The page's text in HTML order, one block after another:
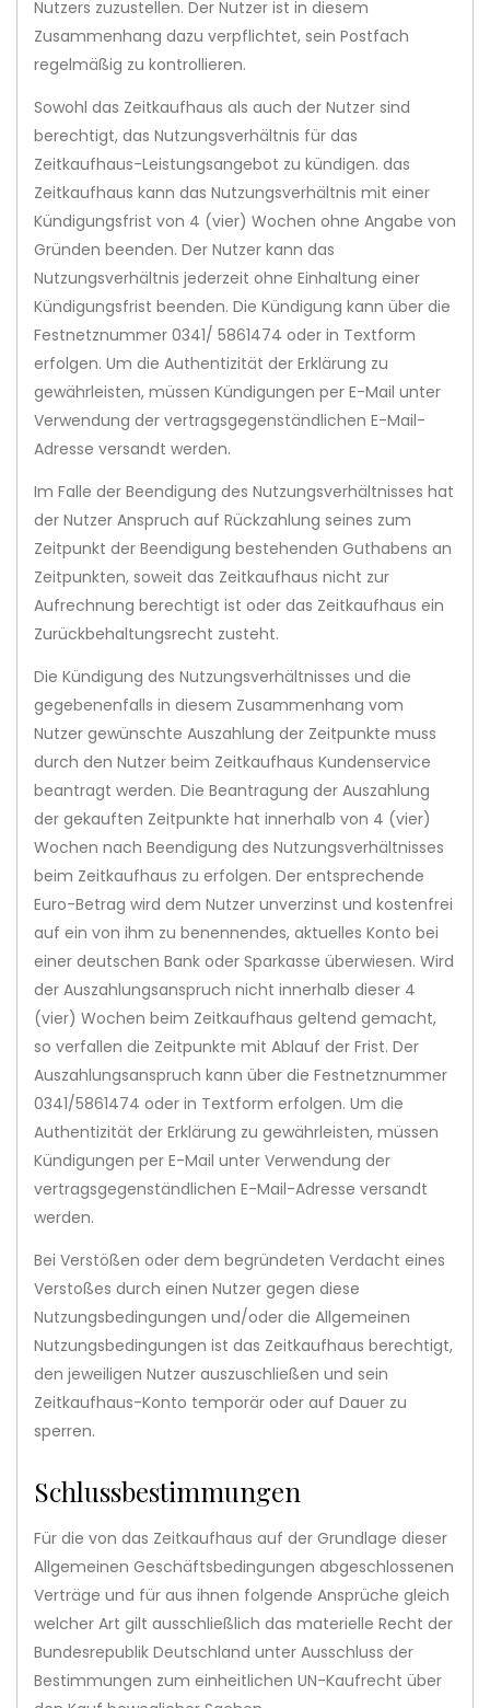
Nutzers zuzustellen. Der Nutzer ist in diesem
Zusammenhang dazu verpflichtet, sein Postfach
regelmäßig zu kontrollieren.
Sowohl das Zeitkaufhaus als auch der Nutzer sind
berechtigt, das Nutzungsverhältnis für das
Zeitkaufhaus-Leistungsangebot zu kündigen. das
Zeitkaufhaus kann das Nutzungsverhältnis mit einer
Kündigungsfrist von 4 (vier) Wochen ohne Angabe von
Gründen beenden. Der Nutzer kann das
Nutzungsverhältnis jederzeit ohne Einhaltung einer
Kündigungsfrist beenden. Die Kündigung kann über die
Festnetznummer 0341/ 5861474 oder in Textform
erfolgen. Um die Authentizität der Erklärung zu
gewährleisten, müssen Kündigungen per E-Mail unter
Verwendung der vertragsgegenständlichen E-Mail-
Adresse versandt werden.
Im Falle der Beendigung des Nutzungsverhältnisses hat
der Nutzer Anspruch auf Rückzahlung seines zum
Zeitpunkt der Beendigung bestehenden Guthabens an
Zeitpunkten, soweit das Zeitkaufhaus nicht zur
Aufrechnung berechtigt ist oder das Zeitkaufhaus ein
Zurückbehaltungsrecht zusteht.
Die Kündigung des Nutzungsverhältnisses und die
gegebenenfalls in diesem Zusammenhang vom
Nutzer gewünschte Auszahlung der Zeitpunkte muss
durch den Nutzer beim Zeitkaufhaus Kundenservice
beantragt werden. Die Beantragung der Auszahlung
der gekauften Zeitpunkte hat innerhalb von 4 (vier)
Wochen nach Beendigung des Nutzungsverhältnisses
beim Zeitkaufhaus zu erfolgen. Der entsprechende
Euro-Betrag wird dem Nutzer unverzinst und kostenfrei
auf ein von ihm zu benennendes, aktuelles Konto bei
einer deutschen Bank oder Sparkasse überwiesen. Wird
der Auszahlungsanspruch nicht innerhalb dieser 4
(vier) Wochen beim Zeitkaufhaus geltend gemacht,
so verfallen die Zeitpunkte mit Ablauf der Frist. Der
Auszahlungsanspruch kann über die Festnetznummer
0341/5861474 oder in Textform erfolgen. Um die
Authentizität der Erklärung zu gewährleisten, müssen
Kündigungen per E-Mail unter Verwendung der
vertragsgegenständlichen E-Mail-Adresse versandt
werden.
Bei Verstößen oder dem begründeten Verdacht eines
Verstoßes durch einen Nutzer gegen diese
Nutzungsbedingungen und/oder die Allgemeinen
Nutzungsbedingungen ist das Zeitkaufhaus berechtigt,
den jeweiligen Nutzer auszuschließen und sein
Zeitkaufhaus-Konto temporär oder auf Dauer zu
sperren.
Schlussbestimmungen
Für die von das Zeitkaufhaus auf der Grundlage dieser
Allgemeinen Geschäftsbedingungen abgeschlossenen
Verträge und für aus ihnen folgende Ansprüche gleich
welcher Art gilt ausschließlich das materielle Recht der
Bundesrepublik Deutschland unter Ausschluss der
Bestimmungen zum einheitlichen UN-Kaufrecht über